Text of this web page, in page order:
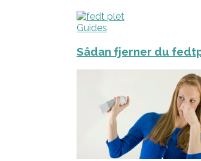
Guides
Sådan fjerner du